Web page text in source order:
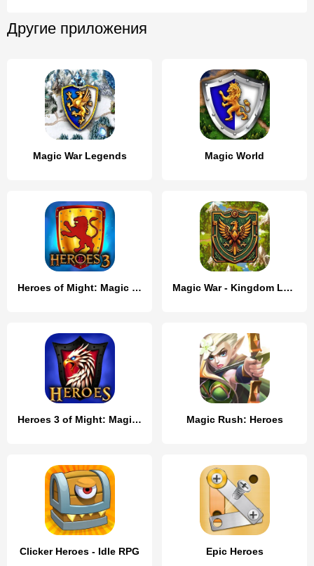
Другие приложения
Magic War Legends Magic World
Heroes of Might: Magic arena 3 Magic War - Kingdom Legends
Heroes 3 of Might: Magic TD Magic Rush: Heroes
Clicker Heroes - Idle RPG Epic Heroes